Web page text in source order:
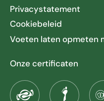
Privacystatement
Cookiebeleid
Voeten laten opmeten
Onze certificaten